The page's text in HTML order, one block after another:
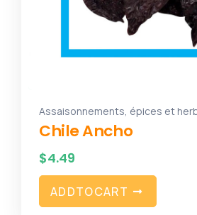
Assaisonnements, épices et
Chile Ancho
$4.49
ADDTOCART